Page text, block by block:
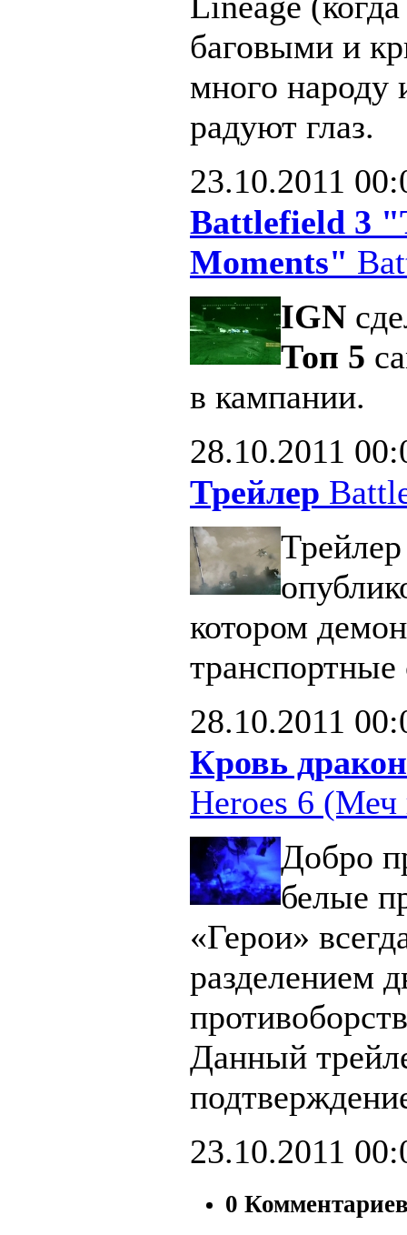
баговыми и
много народу
радуют глаз.
23.10.2011
Battlefield 3
Moments"
IGN
Топ 5
в кампании.
28.10.2011
Трейлер
котором
транспортные
28.10.2011
Кровь
Heroes 6 (Меч
Добро
белые
«Герои»
разделением
Данный
23.10.2011
0